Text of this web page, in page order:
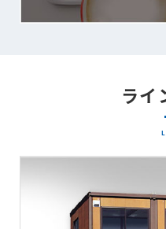
ライ